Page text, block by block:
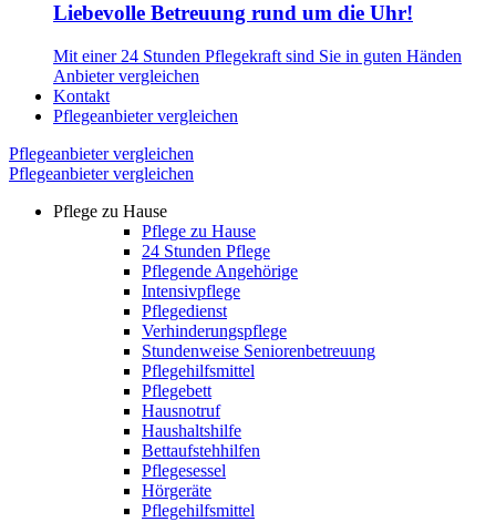
Liebevolle Betreuung rund um die Uhr!
Mit einer 24 Stunden Pflegekraft sind Sie in guten Händen
Anbieter vergleichen
Kontakt
Pflegeanbieter vergleichen
Pflegeanbieter vergleichen
Pflegeanbieter vergleichen
Pflege zu Hause
Pflege zu Hause
24 Stunden Pflege
Pflegende Angehörige
Intensivpflege
Pflegedienst
Verhinderungspflege
Stundenweise Seniorenbetreuung
Pflegehilfsmittel
Pflegebett
Hausnotruf
Haushaltshilfe
Bettaufstehhilfen
Pflegesessel
Hörgeräte
Pflegehilfsmittel